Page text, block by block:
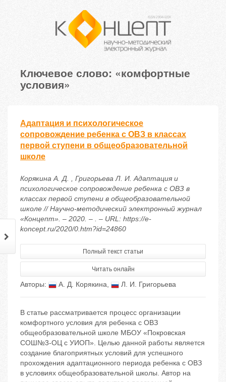
Ключевое слово: «комфортные
условия»
Адаптация и психологическое
сопровождение ребенка с ОВЗ в классах
первой ступени в общеобразовательной
школе
Корякина А. Д. , Григорьева Л. И. Адаптация и
психологическое сопровождение ребенка с ОВЗ в
классах первой ступени в общеобразовательной
школе // Научно-методический электронный журнал
«Концепт». – 2020. – . – URL: https://e-
koncept.ru/2020/0.htm?id=24860
Полный текст статьи
Читать онлайн
Авторы: А. Д. Корякина, Л. И. Григорьева
В статье рассматривается процесс организации
комфортного условия для ребенка с ОВЗ
общеобразовательной школе МБОУ «Покровская
СОШ№3-ОЦ с УИОП». Целью данной работы является
создание благоприятных условий для успешного
прохождения адаптационного периода ребенка с ОВЗ
в условиях общеобразовательной школы. Автор на